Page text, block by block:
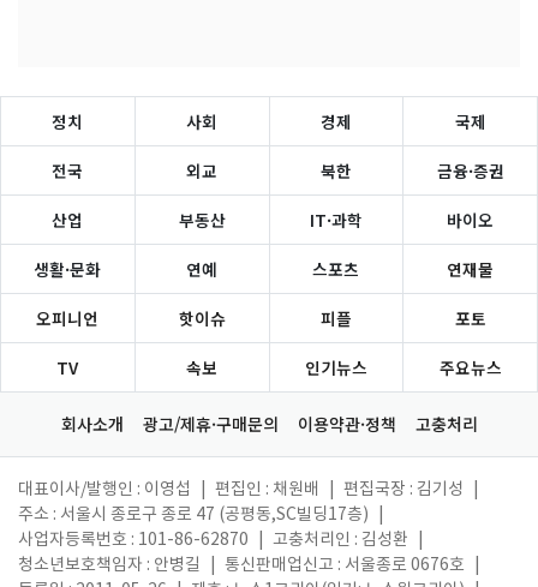
정치 사회 경제 국제
전국 외교 북한 금융·증권
산업 부동산 IT·과학 바이오
생활·문화 연예 스포츠 연재물
오피니언 핫이슈 피플 포토
TV 속보 인기뉴스 주요뉴스
회사소개 광고/제휴·구매문의 이용약관·정책 고충처리
대표이사/발행인 : 이영섭 편집인 : 채원배 편집국장 : 김기성
주소 : 서울시 종로구 종로 47 (공평동,SC빌딩17층)
사업자등록번호 : 101-86-62870
고충처리인 : 김성환
청소년보호책임자 : 안병길
통신판매업신고 : 서울종로 0676호